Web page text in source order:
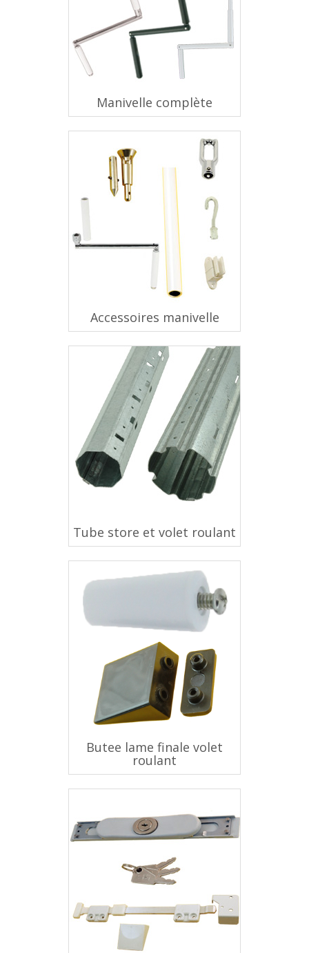
Manivelle complète
Accessoires manivelle
Tube store et volet roulant
Butee lame finale volet
roulant